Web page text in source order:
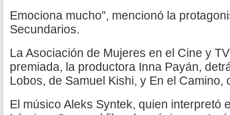
Emociona mucho", mencionó la
Secundarios.
La Asociación de Mujeres en el Cine y
premiada, la productora Inna Payán,
Lobos, de Samuel Kishi, y En el Camino,
El músico Aleks Syntek, quien interpretó